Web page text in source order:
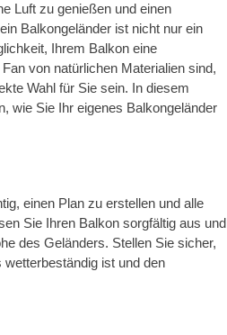
Luft zu genießen und einen
Balkongeländer ist nicht nur ein
Ihrem Balkon eine
von natürlichen Materialien sind,
Wahl für Sie sein. In diesem
wie Sie Ihr eigenes Balkongeländer
einen Plan zu erstellen und alle
Sie Ihren Balkon sorgfältig aus und
des Geländers. Stellen Sie sicher,
ist und den